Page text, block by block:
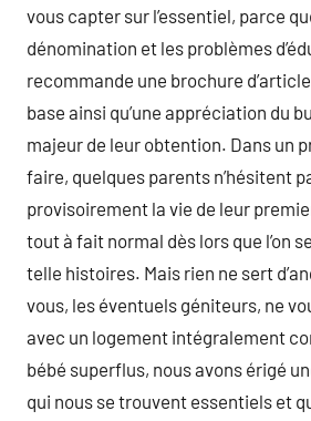
vous capter sur l’essentiel, parce
dénomination et les problèmes
recommande une brochure
base ainsi qu’une appréciation du
majeur de leur obtention. Dans un
faire, quelques parents n’hésitent
provisoirement la vie de leur
tout à fait normal dès lors que l’on
telle histoires. Mais rien ne sert
vous, les éventuels géniteurs, ne
avec un logement intégralement
bébé superflus, nous avons érigé
qui nous se trouvent essentiels et